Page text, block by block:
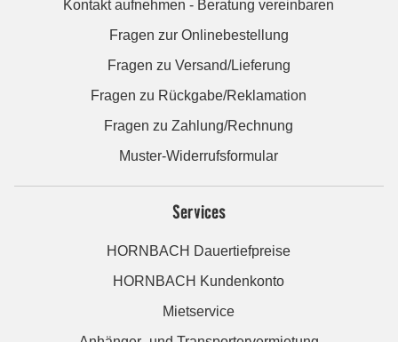
Kontakt aufnehmen - Beratung vereinbaren
Fragen zur Onlinebestellung
Fragen zu Versand/Lieferung
Fragen zu Rückgabe/Reklamation
Fragen zu Zahlung/Rechnung
Muster-Widerrufsformular
Services
HORNBACH Dauertiefpreise
HORNBACH Kundenkonto
Mietservice